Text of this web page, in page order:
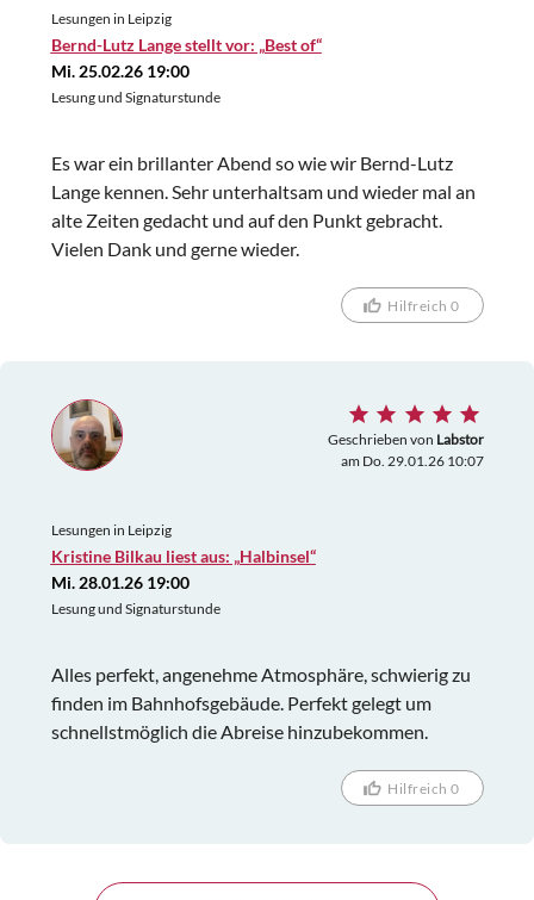
Lesungen in Leipzig
Bernd-Lutz Lange stellt vor: „Best of“
Mi. 25.02.26 19:00
Lesung und Signaturstunde
Es war ein brillanter Abend so wie wir Bernd-Lutz
Lange kennen. Sehr unterhaltsam und wieder mal an
alte Zeiten gedacht und auf den Punkt gebracht.
Vielen Dank und gerne wieder.
Hilfreich 0
Geschrieben von Labstor
am Do. 29.01.26 10:07
Lesungen in Leipzig
Kristine Bilkau liest aus: „Halbinsel“
Mi. 28.01.26 19:00
Lesung und Signaturstunde
Alles perfekt, angenehme Atmosphäre, schwierig zu
finden im Bahnhofsgebäude. Perfekt gelegt um
schnellstmöglich die Abreise hinzubekommen.
Hilfreich 0